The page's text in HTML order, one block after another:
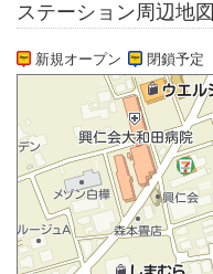
ステーション周辺地図
新規オープン 閉鎖予定